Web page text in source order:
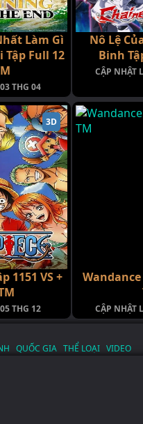
Làm Gì
Tập Full 12
THG 04
Nô Lệ
Binh
CẬP NHẬT
3D
1151 VS +
THG 12
Wandance
CẬP NHẬT
QUỐC GIA THỂ LOẠI VIDEO